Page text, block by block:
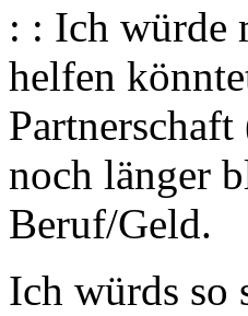
: : Ich würde
helfen
noch länger
Beruf/Geld.
Ich würds so